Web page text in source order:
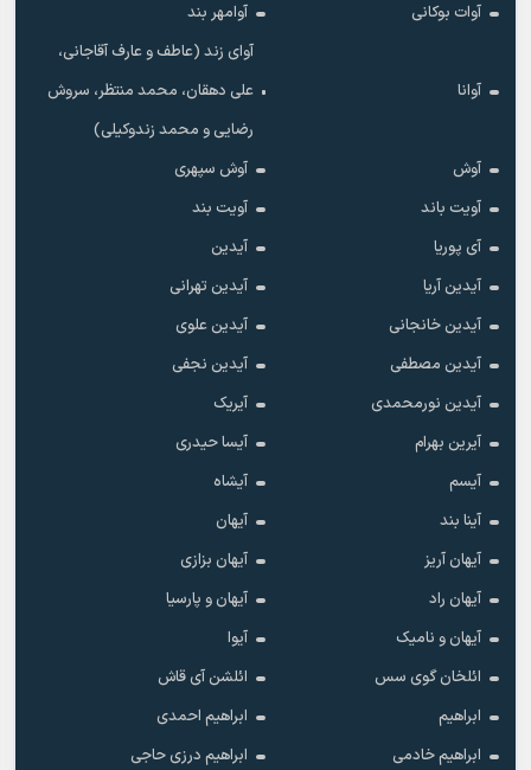
آوات بوکانی
آوامهر بند
آوانا
آوای زند (عاطف و عارف آقاجانی،
علی دهقان، محمد منتظر، سروش
رضایی و محمد زندوکیلی)
آوش
آوش سپهری
آویت باند
آویت بند
آی پوریا
آیدین
آیدین آریا
آیدین تهرانی
آیدین خانجانی
آیدین علوی
آیدین مصطفی
آیدین نجفی
آیدین نورمحمدی
آیریک
آیرین بهرام
آیسا حیدری
آیسم
آیشاه
آینا بند
آیهان
آیهان آریز
آیهان بزازی
آیهان راد
آیهان و پارسیا
آیهان و نامیک
آیوا
ائلخان گوی سس
ائلشن آی قاش
ابراهیم
ابراهیم احمدی
ابراهیم خادمی
ابراهیم درزی حاجی